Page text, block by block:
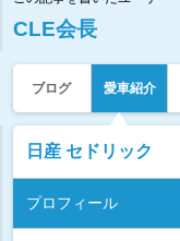
CLE会長
ブログ 愛車紹介
日産 セドリック
プロフィール